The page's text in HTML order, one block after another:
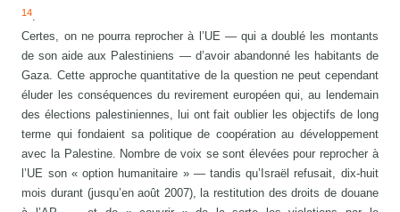
14.
Certes, on ne pourra reprocher à l’UE — qui a doublé les montants
de son aide aux Palestiniens — d’avoir abandonné les habitants de
Gaza. Cette approche quantitative de la question ne peut cependant
éluder les conséquences du revirement européen qui, au lendemain
des élections palestiniennes, lui ont fait oublier les objectifs de long
terme qui fondaient sa politique de coopération au développement
avec la Palestine. Nombre de voix se sont élevées pour reprocher à
l’UE son « option humanitaire » — tandis qu’Israël refusait, dix-huit
mois durant (jusqu’en août 2007), la restitution des droits de douane